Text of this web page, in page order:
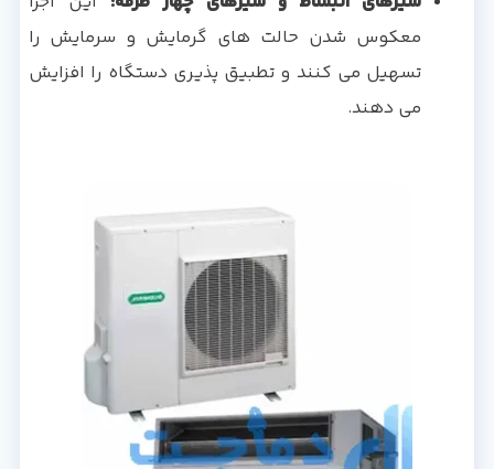
معکوس شدن حالت های گرمایش و سرمایش را
تسهیل می کنند و تطبیق پذیری دستگاه را افزایش
می دهند.